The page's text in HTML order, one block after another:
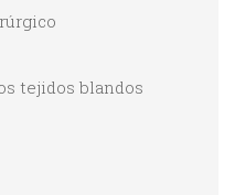
tejidos blandos